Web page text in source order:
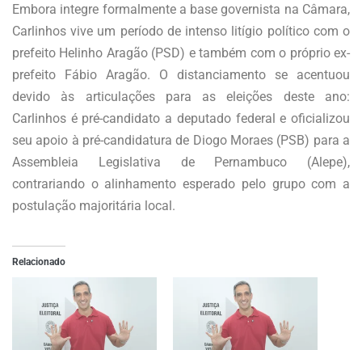
Embora integre formalmente a base governista na Câmara,
Carlinhos vive um período de intenso litígio político com o
prefeito Helinho Aragão (PSD) e também com o próprio ex-
prefeito Fábio Aragão. O distanciamento se acentuou
devido às articulações para as eleições deste ano:
Carlinhos é pré-candidato a deputado federal e oficializou
seu apoio à pré-candidatura de Diogo Moraes (PSB) para a
Assembleia Legislativa de Pernambuco (Alepe),
contrariando o alinhamento esperado pelo grupo com a
postulação majoritária local.
Relacionado